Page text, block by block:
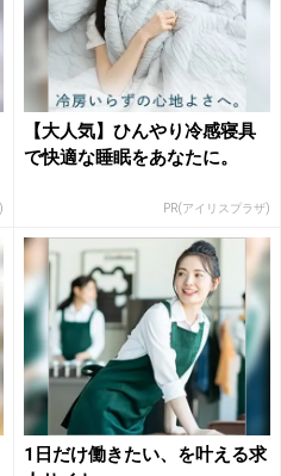
【大人気】ひんやり冷感寝具
で快適な睡眠をあなたに。
PR(アイリスプラザ)
1日だけ働きたい、を叶える求